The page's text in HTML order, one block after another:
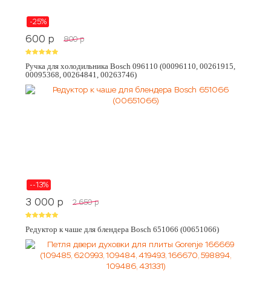
-25%
600 p 800 p
Ручка для холодильника Bosch 096110 (00096110, 00261915,
00095368, 00264841, 00263746)
--13%
3 000 p 2 650 p
Редуктор к чаше для блендера Bosch 651066 (00651066)